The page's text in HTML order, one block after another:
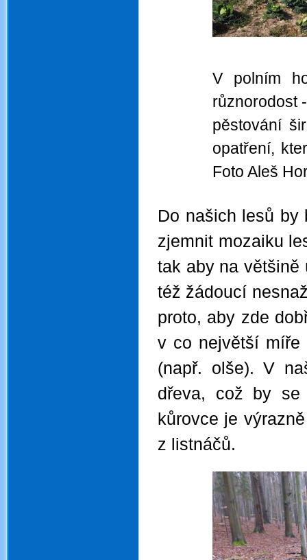
V polním
různorodost
pěstování
opatření,
Foto Aleš
Do našich lesů by
zjemnit mozaiku
tak aby na většině
též žádoucí
proto, aby zde
v co největší míře
(např. olše). V
dřeva, což by se
kůrovce je
z listnáčů.